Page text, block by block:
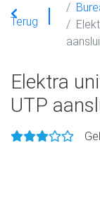
Terug
Elektra
UTP